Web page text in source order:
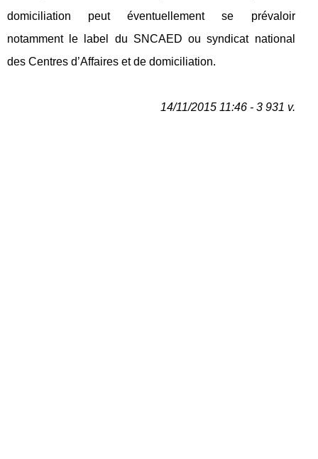
domiciliation peut éventuellement se prévaloir
notamment le label du SNCAED ou syndicat national
des Centres d’Affaires et de domiciliation.
14/11/2015 11:46 - 3 931 v.